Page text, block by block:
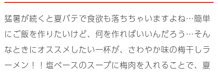
猛暑が続くと夏バテで食欲も落ちちゃいますよね…簡単
にご飯を作りたいけど、何を作ればいいんだろう…そん
なときにオススメしたい一杯が、さわやか味の梅干しラ
ーメン！！塩ベースのスープに梅肉を入れることで、夏